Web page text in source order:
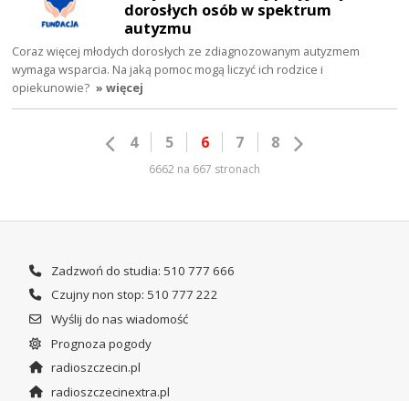
dorosłych osób w spektrum
autyzmu
Coraz więcej młodych dorosłych ze zdiagnozowanym autyzmem
wymaga wsparcia. Na jaką pomoc mogą liczyć ich rodzice i
opiekunowie? » więcej
4 5 6 7 8
6662 na 667 stronach
Zadzwoń do studia: 510 777 666
Czujny non stop: 510 777 222
Wyślij do nas wiadomość
Prognoza pogody
radioszczecin.pl
radioszczecinextra.pl